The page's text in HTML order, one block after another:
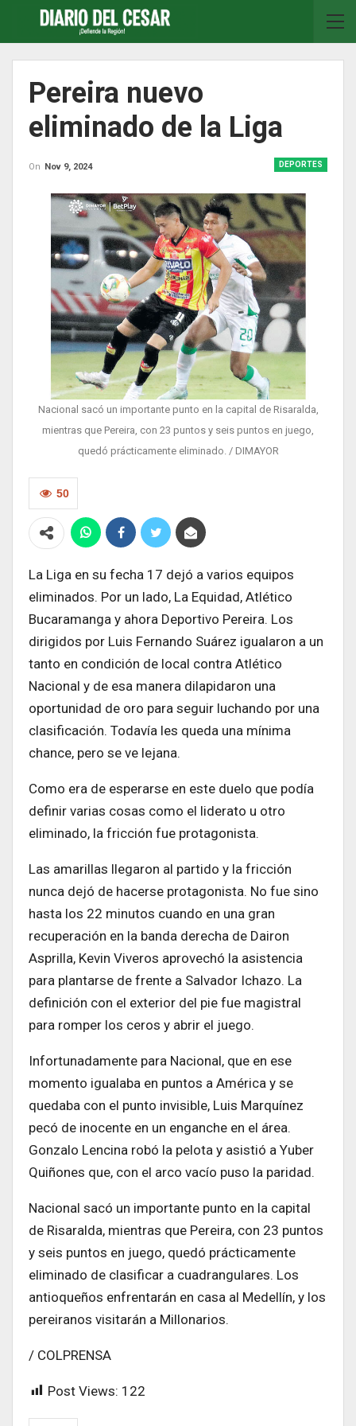
Pereira nuevo
eliminado de la Liga
DEPORTES
On Nov 9, 2024
Nacional sacó un importante punto en la capital de Risaralda,
mientras que Pereira, con 23 puntos y seis puntos en juego,
quedó prácticamente eliminado. / DIMAYOR
50
La Liga en su fecha 17 dejó a varios equipos
eliminados. Por un lado, La Equidad, Atlético
Bucaramanga y ahora Deportivo Pereira. Los
dirigidos por Luis Fernando Suárez igualaron a un
tanto en condición de local contra Atlético
Nacional y de esa manera dilapidaron una
oportunidad de oro para seguir luchando por una
clasificación. Todavía les queda una mínima
chance, pero se ve lejana.
Como era de esperarse en este duelo que podía
definir varias cosas como el liderato u otro
eliminado, la fricción fue protagonista.
Las amarillas llegaron al partido y la fricción
nunca dejó de hacerse protagonista. No fue sino
hasta los 22 minutos cuando en una gran
recuperación en la banda derecha de Dairon
Asprilla, Kevin Viveros aprovechó la asistencia
para plantarse de frente a Salvador Ichazo. La
definición con el exterior del pie fue magistral
para romper los ceros y abrir el juego.
Infortunadamente para Nacional, que en ese
momento igualaba en puntos a América y se
quedaba con el punto invisible, Luis Marquínez
pecó de inocente en un enganche en el área.
Gonzalo Lencina robó la pelota y asistió a Yuber
Quiñones que, con el arco vacío puso la paridad.
Nacional sacó un importante punto en la capital
de Risaralda, mientras que Pereira, con 23 puntos
y seis puntos en juego, quedó prácticamente
eliminado de clasificar a cuadrangulares. Los
antioqueños enfrentarán en casa al Medellín, y los
pereiranos visitarán a Millonarios.
/ COLPRENSA
Post Views: 122